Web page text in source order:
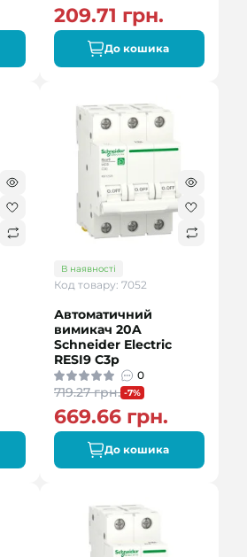
209.71 грн.
До кошика
В наявності
Код товару: 7052
Автоматичний
вимикач 20A
Schneider Electric
RESI9 C3р
0
719.27 грн. -7%
669.66 грн.
До кошика